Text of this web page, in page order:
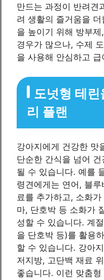
만드는 과정이 반려견
려 생활의 즐거움을
을 높이기 위해 방부
경우가 많으나, 수제
을 사용해 안심하고
도넛형 테
리 플랜
강아지에게 건강한 맛
단순한 간식을 넘어
될 수 있습니다. 예를
령견에게는 연어, 블
료를 추가하고, 소화
마, 단호박 등 소화가
성할 수 있습니다. 계
을 단호박 등)를 활용
할 수 있습니다. 강아
저지방, 고단백 재료
좋습니다. 이런 맞춤